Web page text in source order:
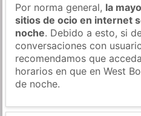
Por norma general, la
sitios de ocio en internet
noche. Debido a esto, si
conversaciones con
recomendamos que
horarios en que en West
de noche.